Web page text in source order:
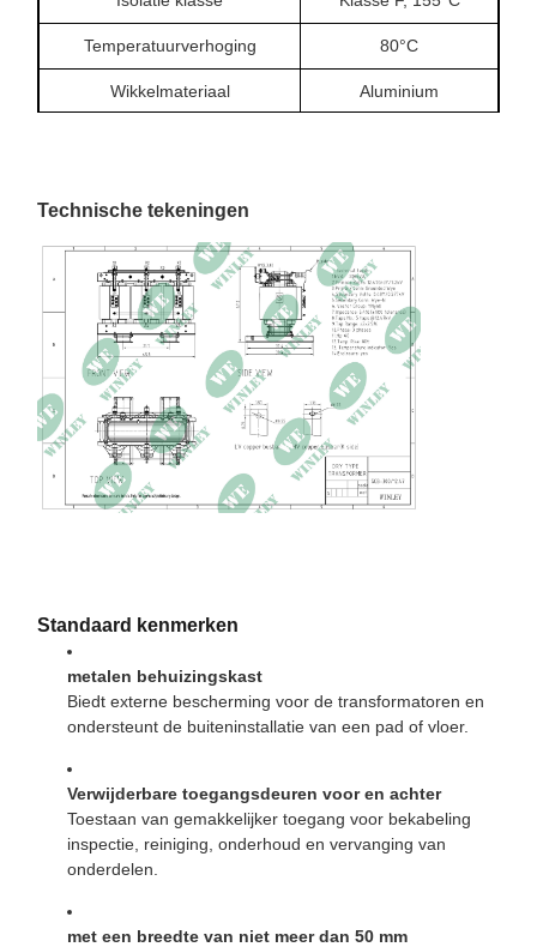
Temperatuurverhoging 80°C
Wikkelmateriaal Aluminium
Verlies zonder belasting 603W
Verlies van lading 2,856W
Impedantie 5.42%
Gerapporteerde efficiëntie 99.00%
Afmetingen 71L × 59W × 75H in
Totaal gewicht 3779 pond.
Technische tekeningen
Standaard kenmerken
metalen behuizingskast
Biedt externe bescherming voor de transformatoren en
ondersteunt de buiteninstallatie van een pad of vloer.
Verwijderbare toegangsdeuren voor en achter
Toestaan van gemakkelijker toegang voor bekabeling
inspectie, reiniging, onderhoud en vervanging van
onderdelen.
met een breedte van niet meer dan 50 mm